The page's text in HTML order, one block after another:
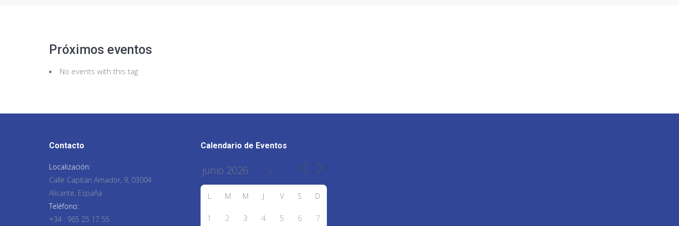
Próximos eventos
No events with this tag
Contacto
Localización:
Calle Capitán Amador, 9, 03004
Alicante, España
Teléfono:
+34 : 965 25 17 55
Calendario de Eventos
L M M J V S D
1 2 3 4 5 6 7